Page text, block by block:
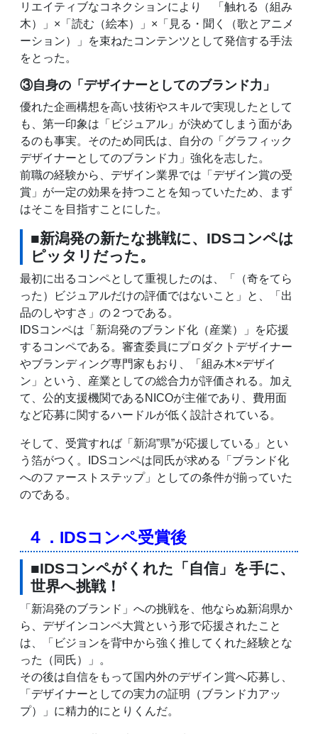
リエイティブなコネクションにより 「触れる（組み
木）」×「読む（絵本）」×「見る・聞く（歌とアニメ
ーション）」を束ねたコンテンツとして発信する手法
をとった。
③自身の「デザイナーとしてのブランド力」
優れた企画構想を高い技術やスキルで実現したとして
も、第一印象は「ビジュアル」が決めてしまう面があ
るのも事実。そのため同氏は、自分の「グラフィック
デザイナーとしてのブランド力」強化を志した。
前職の経験から、デザイン業界では「デザイン賞の受
賞」が一定の効果を持つことを知っていたため、まず
はそこを目指すことにした。
■新潟発の新たな挑戦に、IDSコンペは
ピッタリだった。
最初に出るコンペとして重視したのは、「（奇をてら
った）ビジュアルだけの評価ではないこと」と、「出
品のしやすさ」の２つである。
IDSコンペは「新潟発のブランド化（産業）」を応援
するコンペである。審査委員にプロダクトデザイナー
やブランディング専門家もおり、「組み木×デザイ
ン」という、産業としての総合力が評価される。加え
て、公的支援機関であるNICOが主催であり、費用面
など応募に関するハードルが低く設計されている。
そして、受賞すれば「新潟”県”が応援している」とい
う箔がつく。IDSコンペは同氏が求める「ブランド化
へのファーストステップ」としての条件が揃っていた
のである。
４．IDSコンペ受賞後
■IDSコンペがくれた「自信」を手に、
世界へ挑戦！
「新潟発のブランド」への挑戦を、他ならぬ新潟県か
ら、デザインコンペ大賞という形で応援されたこと
は、「ビジョンを背中から強く推してくれた経験とな
った（同氏）」。
その後は自信をもって国内外のデザイン賞へ応募し、
「デザイナーとしての実力の証明（ブランド力アッ
プ）」に精力的にとりくんだ。